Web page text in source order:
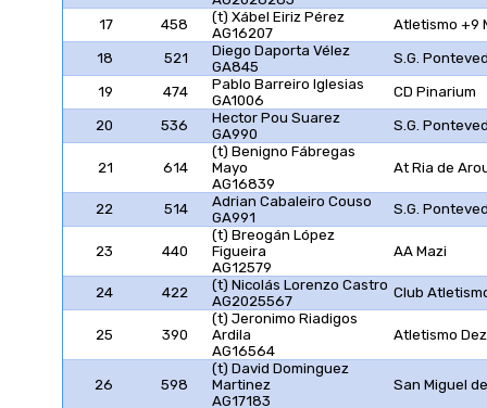
17 458
(t) Xábel Eiriz Pérez
AG16207
Atletismo +9
18 521
Diego Daporta Vélez
GA845
S.G.
19 474
Pablo Barreiro Iglesias
GA1006
CD Pinarium
20 536
Hector Pou Suarez
GA990
S.G.
21 614
(t) Benigno Fábregas
Mayo
AG16839
At Ria de
22 514
Adrian Cabaleiro Couso
GA991
S.G.
23 440
(t) Breogán López
Figueira
AG12579
AA Mazi
24 422
(t) Nicolás Lorenzo Castro
AG2025567
Club
25 390
(t) Jeronimo Riadigos
Ardila
AG16564
Atletismo
26 598
(t) David Dominguez
Martinez
AG17183
San Miguel